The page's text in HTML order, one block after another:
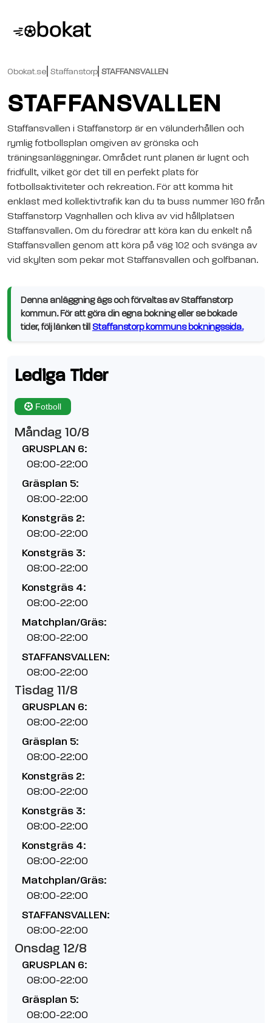
Obokat.se Staffanstorp STAFFANSVALLEN
STAFFANSVALLEN
Staffansvallen i Staffanstorp är en välunderhållen och
rymlig fotbollsplan omgiven av grönska och
träningsanläggningar. Området runt planen är lugnt och
fridfullt, vilket gör det till en perfekt plats för
fotbollsaktiviteter och rekreation. För att komma hit
enklast med kollektivtrafik kan du ta buss nummer 160 från
Staffanstorp Vagnhallen och kliva av vid hållplatsen
Staffansvallen. Om du föredrar att köra kan du enkelt nå
Staffansvallen genom att köra på väg 102 och svänga av
vid skylten som pekar mot Staffansvallen och golfbanan.
Denna anläggning ägs och förvaltas av Staffanstorp
kommun. För att göra din egna bokning eller se bokade
tider, följ länken till Staffanstorp kommuns bokningssida.
Lediga Tider
Fotboll
Måndag 10/8
GRUSPLAN 6:
08:00-22:00
Gräsplan 5:
08:00-22:00
Konstgräs 2:
08:00-22:00
Konstgräs 3:
08:00-22:00
Konstgräs 4:
08:00-22:00
Matchplan/Gräs:
08:00-22:00
STAFFANSVALLEN:
08:00-22:00
Tisdag 11/8
GRUSPLAN 6:
08:00-22:00
Gräsplan 5:
08:00-22:00
Konstgräs 2:
08:00-22:00
Konstgräs 3:
08:00-22:00
Konstgräs 4:
08:00-22:00
Matchplan/Gräs:
08:00-22:00
STAFFANSVALLEN:
08:00-22:00
Onsdag 12/8
GRUSPLAN 6:
08:00-22:00
Gräsplan 5:
08:00-22:00